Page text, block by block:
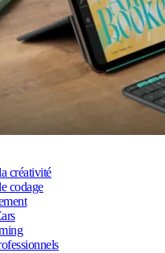
créativité
codage